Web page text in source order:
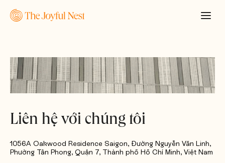
Liên hệ với chúng tôi
1056A Oakwood Residence Saigon, Đường Nguyễn Văn Linh,
Phường Tân Phong, Quận 7, Thành phố Hồ Chí Minh, Việt Nam